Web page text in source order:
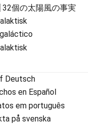
個の太陽風の事実
Deutsch
en Español
em português
på svenska